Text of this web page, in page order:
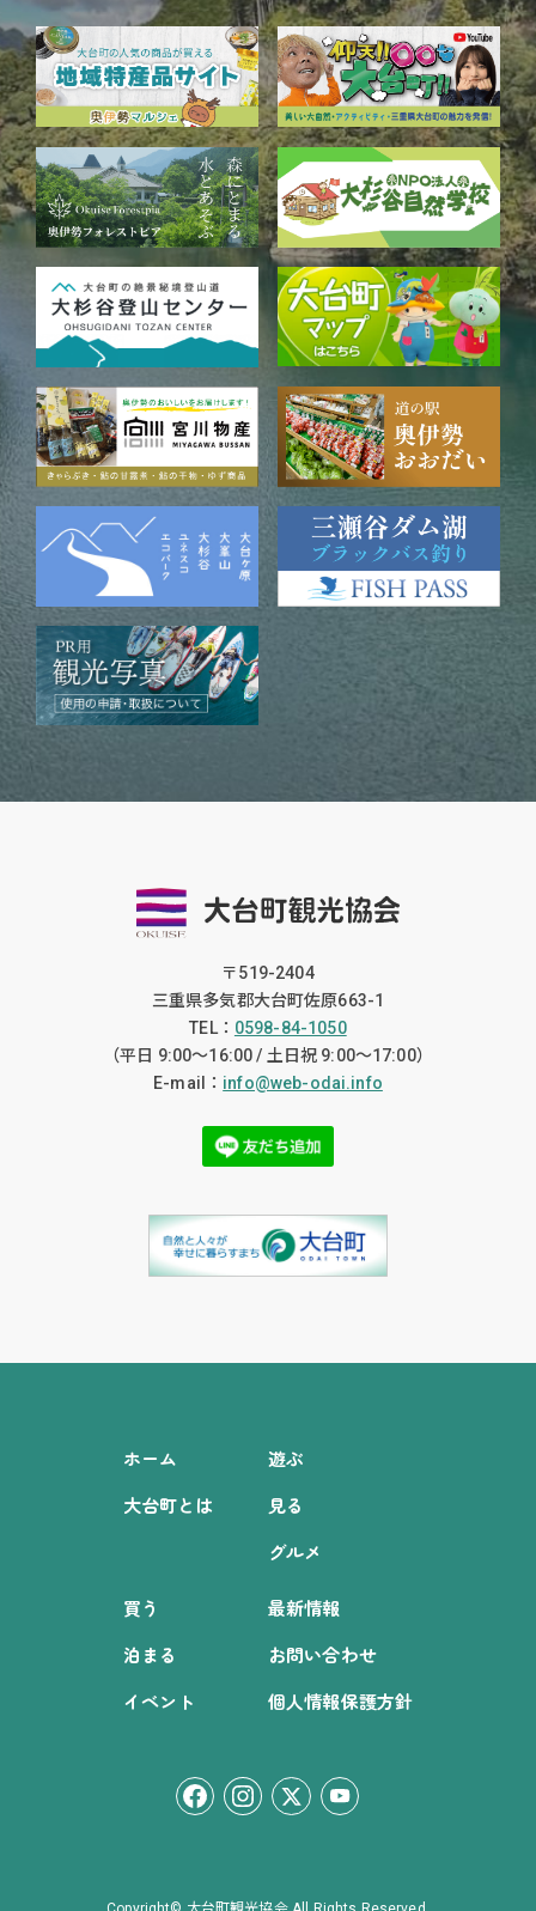
〒519-2404
三重県多気郡大台町佐原663-1
TEL： 0598-84-1050
（平日 9:00〜16:00 / 土日祝 9:00〜17:00）
E-mail： info@web-odai.info
ホーム
大台町とは
遊ぶ
見る
グルメ
買う
泊まる
イベント
最新情報
お問い合わせ
個人情報保護方針